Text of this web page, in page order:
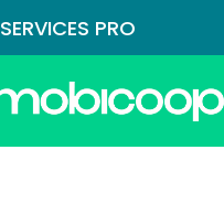
SERVICES PRO